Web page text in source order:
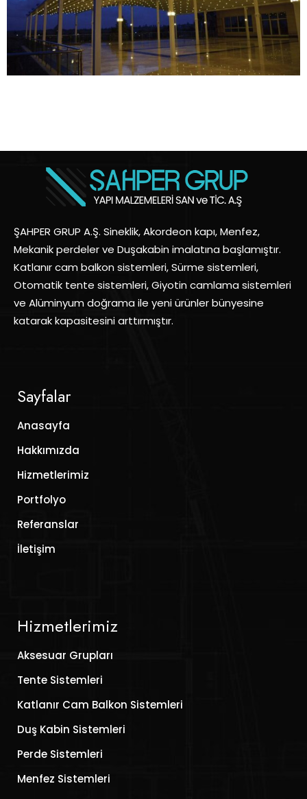
ŞAHPER GRUP A.Ş. Sineklik, Akordeon kapı, Menfez,
Mekanik perdeler ve Duşakabin imalatına başlamıştır.
Katlanır cam balkon sistemleri, Sürme sistemleri,
Otomatik tente sistemleri, Giyotin camlama sistemleri
ve Alüminyum doğrama ile yeni ürünler bünyesine
katarak kapasitesini arttırmıştır.
Sayfalar
Anasayfa
Hakkımızda
Hizmetlerimiz
Portfolyo
Referanslar
İletişim
Hizmetlerimiz
Aksesuar Grupları
Tente Sistemleri
Katlanır Cam Balkon Sistemleri
Duş Kabin Sistemleri
Perde Sistemleri
Menfez Sistemleri